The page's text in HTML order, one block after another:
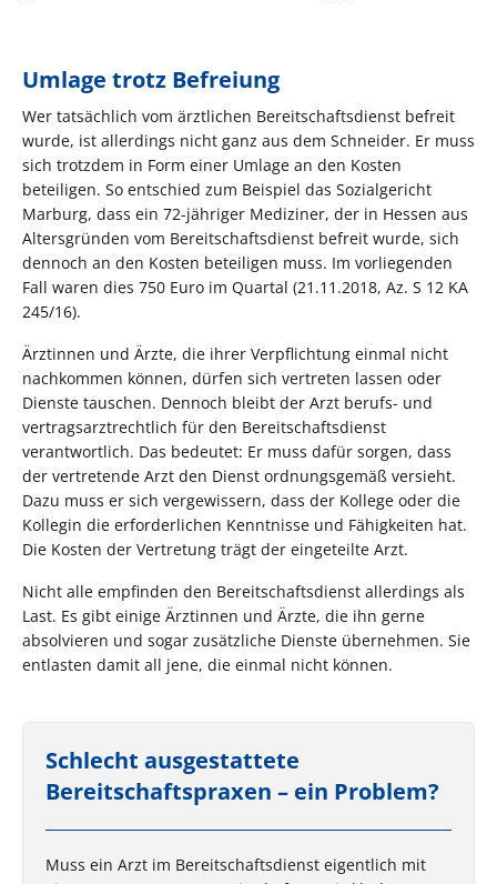
Umlage trotz Befreiung
Wer tatsächlich vom ärztlichen Bereitschaftsdienst befreit
wurde, ist allerdings nicht ganz aus dem Schneider. Er muss
sich trotzdem in Form einer Umlage an den Kosten
beteiligen. So entschied zum Beispiel das Sozialgericht
Marburg, dass ein 72-jähriger Mediziner, der in Hessen aus
Altersgründen vom Bereitschaftsdienst befreit wurde, sich
dennoch an den Kosten beteiligen muss. Im vorliegenden
Fall waren dies 750 Euro im Quartal (21.11.2018, Az. S 12 KA
245/16).
Ärztinnen und Ärzte, die ihrer Verpflichtung einmal nicht
nachkommen können, dürfen sich vertreten lassen oder
Dienste tauschen. Dennoch bleibt der Arzt berufs- und
vertragsarztrechtlich für den Bereitschaftsdienst
verantwortlich. Das bedeutet: Er muss dafür sorgen, dass
der vertretende Arzt den Dienst ordnungsgemäß versieht.
Dazu muss er sich vergewissern, dass der Kollege oder die
Kollegin die erforderlichen Kenntnisse und Fähigkeiten hat.
Die Kosten der Vertretung trägt der eingeteilte Arzt.
Nicht alle empfinden den Bereitschaftsdienst allerdings als
Last. Es gibt einige Ärztinnen und Ärzte, die ihn gerne
absolvieren und sogar zusätzliche Dienste übernehmen. Sie
entlasten damit all jene, die einmal nicht können.
Schlecht ausgestattete
Bereitschaftspraxen – ein Problem?
Muss ein Arzt im Bereitschaftsdienst eigentlich mit